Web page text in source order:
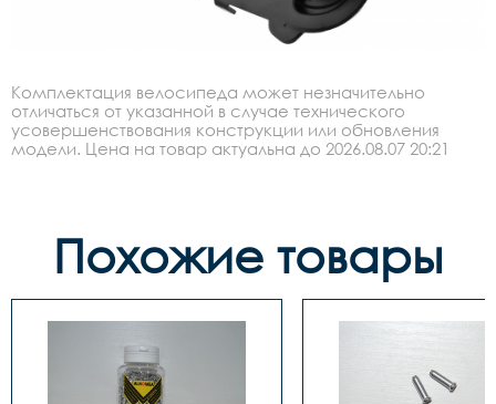
Комплектация велосипеда может незначительно
отличаться от указанной в случае технического
усовершенствования конструкции или обновления
модели. Цена на товар актуальна до 2026.08.07 20:21
Похожие товары